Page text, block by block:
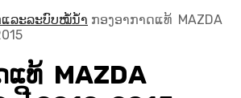
ແລະລະບົບໝໍ້ນ້ຳ ກອງອາກາດແທ້ MAZDA
ແທ້ MAZDA